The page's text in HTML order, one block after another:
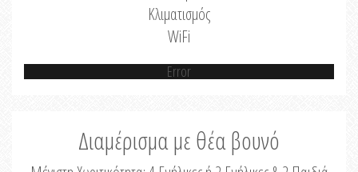
Κλιματισμός
WiFi
Error
Διαμέρισμα με θέα βουνό